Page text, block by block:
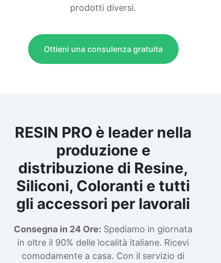
prodotti diversi.
Ottieni una consulenza gratuita
RESIN PRO è leader nella
produzione e
distribuzione di Resine,
Siliconi, Coloranti e tutti
gli accessori per lavorali
Consegna in 24 Ore: Spediamo in giornata
in oltre il 90% delle località italiane. Ricevi
comodamente a casa. Con il servizio di